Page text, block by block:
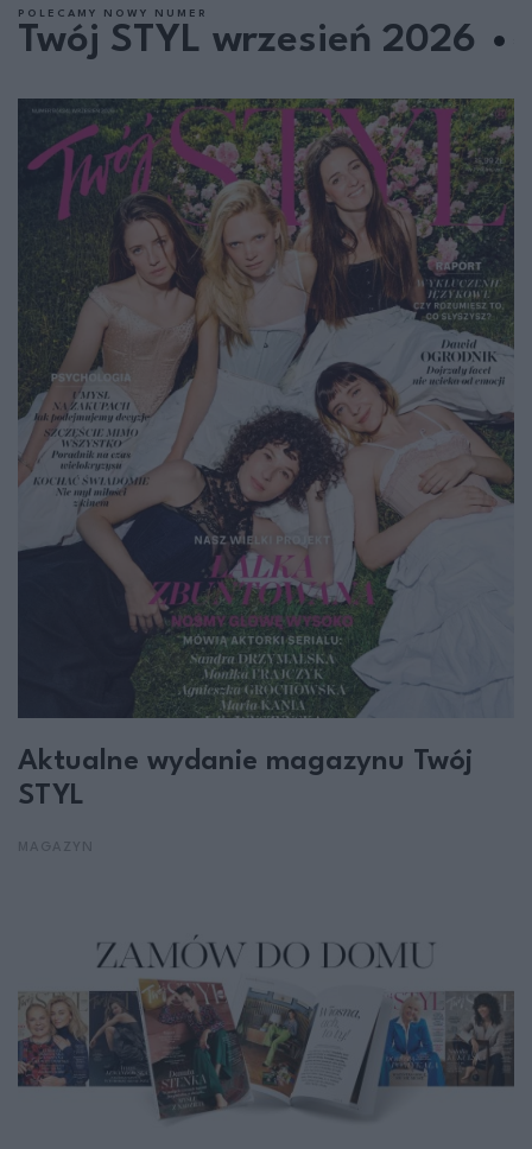
POLECAMY NOWY NUMER
Twój STYL wrzesień 2026
Aktualne wydanie magazynu Twój
STYL